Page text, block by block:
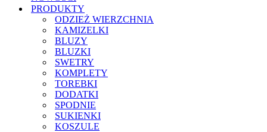
PRODUKTY
ODZIEŻ WIERZCHNIA
KAMIZELKI
BLUZY
BLUZKI
SWETRY
KOMPLETY
TOREBKI
DODATKI
SPODNIE
SUKIENKI
KOSZULE